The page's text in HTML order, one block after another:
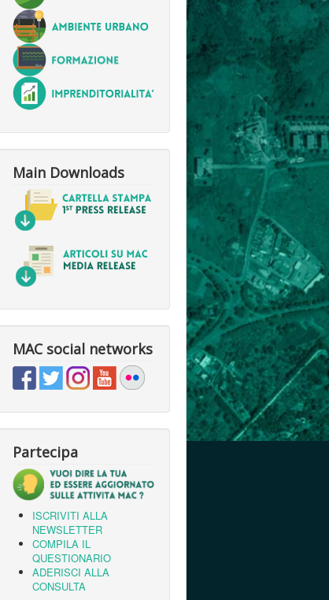
Main Downloads
MAC social networks
Partecipa
ISCRIVITI ALLA
NEWSLETTER
COMPILA IL
QUESTIONARIO
ADERISCI ALLA
CONSULTA